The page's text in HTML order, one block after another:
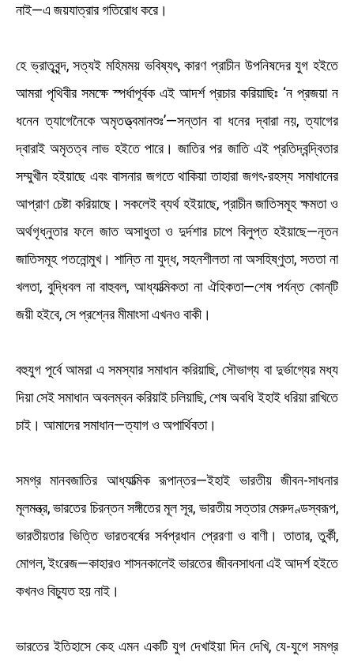
নাই—এ জয়যাত্রার গতিরোধ করে।
হে ভ্রাতৃবৃন্দ, সত্যই মহিমময় ভবিষ্যৎ, কারণ প্রাচীন উপনিষদের যুগ হইতে
আমরা পৃথিবীর সমক্ষে স্পর্ধাপূর্বক এই আদর্শ প্রচার করিয়াছিঃ ‘ন প্রজয়া ন
ধনেন ত্যাগেনৈকে অমৃতত্ত্বমানশুঃ’—সন্তান বা ধনের দ্বারা নয়, ত্যাগের
দ্বারাই অমৃতত্ব লাভ হইতে পারে। জাতির পর জাতি এই প্রতিদ্বন্দ্বিতার
সম্মুখীন হইয়াছে এবং বাসনার জগতে থাকিয়া তাহারা জগৎ-রহস্য সমাধানের
আপ্রাণ চেষ্টা করিয়াছে। সকলেই ব্যর্থ হইয়াছে, প্রাচীন জাতিসমূহ ক্ষমতা ও
অর্থগৃধ্নুতার ফলে জাত অসাধুতা ও দুর্দশার চাপে বিলুপ্ত হইয়াছে—নূতন
জাতিসমূহ পতনোন্মুখ। শান্তি না যুদ্ধ, সহনশীলতা না অসহিষ্ণুতা, সততা না
খলতা, বুদ্ধিবল না বাহুবল, আধ্যাত্মিকতা না ঐহিকতা—শেষ পর্যন্ত কোন্‌টি
জয়ী হইবে, সে প্রশ্নের মীমাংসা এখনও বাকী।
বহুযুগ পূর্বে আমরা এ সমস্যার সমাধান করিয়াছি, সৌভাগ্য বা দুর্ভাগ্যের মধ্য
দিয়া সেই সমাধান অবলম্বন করিয়াই চলিয়াছি, শেষ অবধি ইহাই ধরিয়া রাখিতে
চাই। আমাদের সমাধান—ত্যাগ ও অপার্থিবতা।
সমগ্র মানবজাতির আধ্যাত্মিক রূপান্তর—ইহাই ভারতীয় জীবন-সাধনার
মূলমন্ত্র, ভারতের চিরন্তন সঙ্গীতের মূল সূর, ভারতীয় সত্তার মেরুদণ্ডস্বরূপ,
ভারতীয়তার ভিত্তি ভারতবর্ষের সর্বপ্রধান প্রেরণা ও বাণী। তাতার, তুর্কী,
মোগল, ইংরেজ—কাহারও শাসনকালেই ভারতের জীবনসাধনা এই আদর্শ হইতে
কখনও বিচ্যুত হয় নাই।
ভারতের ইতিহাসে কেহ এমন একটি যুগ দেখাইয়া দিন দেখি, যে-যুগে সমগ্র